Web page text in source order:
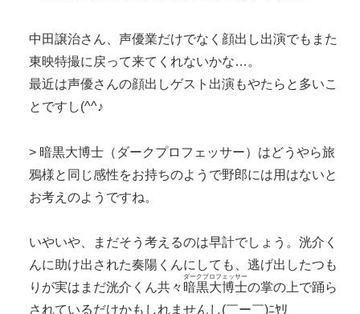
中田譲治さん、声優業だけでなく顔出し出演でもまた
東映特撮に戻って来てくれないかな…。
最近は声優さんの顔出しゲスト出演もやたらと多いこ
とですし(^^♪
> 暗黒大博士（ダークプロフェッサー）はどうやら旅
鴉様と同じ感性をお持ちのようで野郎には用はないと
お考えのようですね。
いやいや、まだそう考えるのは早計でしょう。洸介く
んに助け出された奏陽くんにしても、逃げ出したつも
りが実はまだ洸介くん共々 暗黒大博士
ダークプロフェッサー
の掌の上で踊ら
されているだけかもしれませんし(￣ー￣)ﾆﾔﾘ